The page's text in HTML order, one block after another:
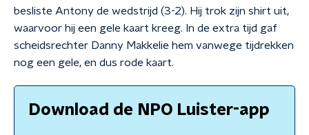
besliste Antony de wedstrijd (3-2). Hij trok zijn shirt uit,
waarvoor hij een gele kaart kreeg. In de extra tijd gaf
scheidsrechter Danny Makkelie hem vanwege tijdrekken
nog een gele, en dus rode kaart.
Download de NPO Luister-app